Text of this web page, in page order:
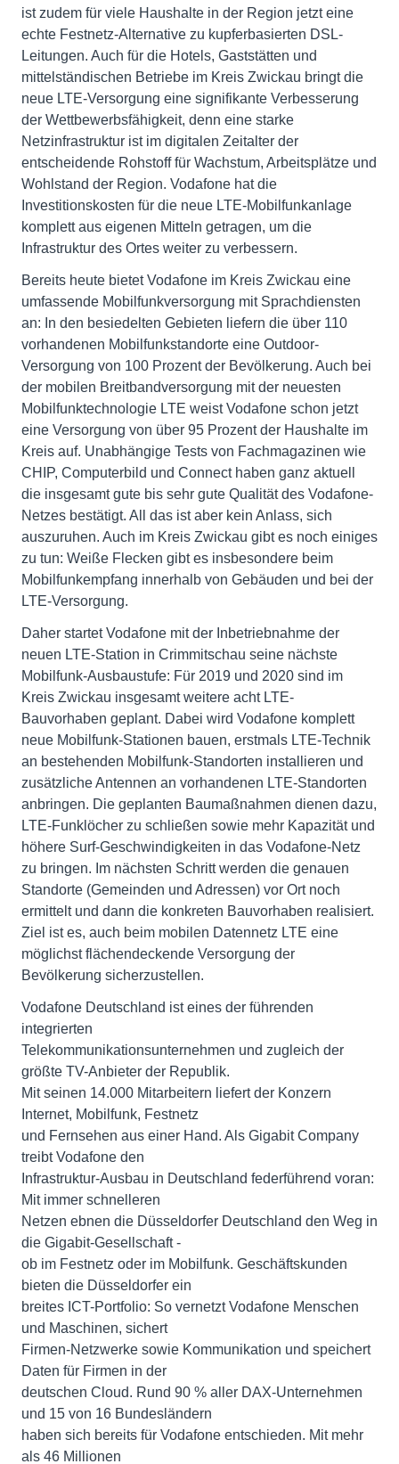
ist zudem für viele Haushalte in der Region jetzt eine
echte Festnetz-Alternative zu kupferbasierten DSL-
Leitungen. Auch für die Hotels, Gaststätten und
mittelständischen Betriebe im Kreis Zwickau bringt die
neue LTE-Versorgung eine signifikante Verbesserung
der Wettbewerbsfähigkeit, denn eine starke
Netzinfrastruktur ist im digitalen Zeitalter der
entscheidende Rohstoff für Wachstum, Arbeitsplätze und
Wohlstand der Region. Vodafone hat die
Investitionskosten für die neue LTE-Mobilfunkanlage
komplett aus eigenen Mitteln getragen, um die
Infrastruktur des Ortes weiter zu verbessern.
Bereits heute bietet Vodafone im Kreis Zwickau eine
umfassende Mobilfunkversorgung mit Sprachdiensten
an: In den besiedelten Gebieten liefern die über 110
vorhandenen Mobilfunkstandorte eine Outdoor-
Versorgung von 100 Prozent der Bevölkerung. Auch bei
der mobilen Breitbandversorgung mit der neuesten
Mobilfunktechnologie LTE weist Vodafone schon jetzt
eine Versorgung von über 95 Prozent der Haushalte im
Kreis auf. Unabhängige Tests von Fachmagazinen wie
CHIP, Computerbild und Connect haben ganz aktuell
die insgesamt gute bis sehr gute Qualität des Vodafone-
Netzes bestätigt. All das ist aber kein Anlass, sich
auszuruhen. Auch im Kreis Zwickau gibt es noch einiges
zu tun: Weiße Flecken gibt es insbesondere beim
Mobilfunkempfang innerhalb von Gebäuden und bei der
LTE-Versorgung.
Daher startet Vodafone mit der Inbetriebnahme der
neuen LTE-Station in Crimmitschau seine nächste
Mobilfunk-Ausbaustufe: Für 2019 und 2020 sind im
Kreis Zwickau insgesamt weitere acht LTE-
Bauvorhaben geplant. Dabei wird Vodafone komplett
neue Mobilfunk-Stationen bauen, erstmals LTE-Technik
an bestehenden Mobilfunk-Standorten installieren und
zusätzliche Antennen an vorhandenen LTE-Standorten
anbringen. Die geplanten Baumaßnahmen dienen dazu,
LTE-Funklöcher zu schließen sowie mehr Kapazität und
höhere Surf-Geschwindigkeiten in das Vodafone-Netz
zu bringen. Im nächsten Schritt werden die genauen
Standorte (Gemeinden und Adressen) vor Ort noch
ermittelt und dann die konkreten Bauvorhaben realisiert.
Ziel ist es, auch beim mobilen Datennetz LTE eine
möglichst flächendeckende Versorgung der
Bevölkerung sicherzustellen.
Vodafone Deutschland ist eines der führenden
integrierten
Telekommunikationsunternehmen und zugleich der
größte TV-Anbieter der Republik.
Mit seinen 14.000 Mitarbeitern liefert der Konzern
Internet, Mobilfunk, Festnetz
und Fernsehen aus einer Hand. Als Gigabit Company
treibt Vodafone den
Infrastruktur-Ausbau in Deutschland federführend voran:
Mit immer schnelleren
Netzen ebnen die Düsseldorfer Deutschland den Weg in
die Gigabit-Gesellschaft -
ob im Festnetz oder im Mobilfunk. Geschäftskunden
bieten die Düsseldorfer ein
breites ICT-Portfolio: So vernetzt Vodafone Menschen
und Maschinen, sichert
Firmen-Netzwerke sowie Kommunikation und speichert
Daten für Firmen in der
deutschen Cloud. Rund 90 % aller DAX-Unternehmen
und 15 von 16 Bundesländern
haben sich bereits für Vodafone entschieden. Mit mehr
als 46 Millionen